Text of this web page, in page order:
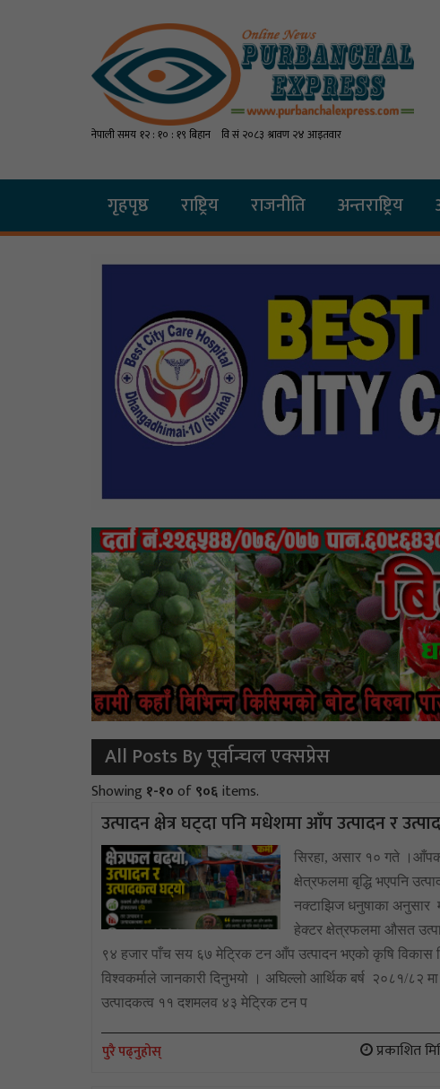
गृहपृष्ठ राष्ट्रिय राजनीति अन्तराष्ट्रिय
All Posts By पूर्वान्चल एक्सप्रेस
Showing १-१०of९०६items.
उत्पादन क्षेत्र घट्दा पनि मधेशमा आँप उत्पादन र
सिरहा, असार १० गते
क्षेत्रफलमा बृद्धि भएपनि
नक्टाझिज धनुषाका अनुसार
हेक्टर क्षेत्रफलमा औसत
९४ हजार पाँच सय ६७ मेट्रिक टन आँप उत्पादन भएको कृषि विकास
विश्वकर्माले जानकारी दिनुभयो । अघिल्लो आर्थिक बर्ष २०८१/
उत्पादकत्व ११ दशमलव ४३ मेट्रिक टन प
पुरै पढ्नुहोस् प्रकाशित